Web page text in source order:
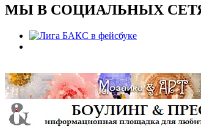
МЫ В СОЦИАЛЬНЫХ